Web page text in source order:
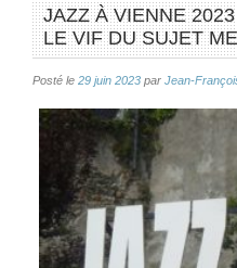
JAZZ À VIENNE
LE VIF DU SUJET
Posté le 29 juin 2023 par Jean-